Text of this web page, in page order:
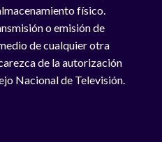
físico.
o emisión de
de cualquier otra
de la autorización
Nacional de Televisión.